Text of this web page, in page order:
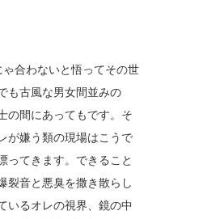
合わないと悟ってその世
も古風な男女間並みの
の間にあってもです。そ
が嫌う類の現場はこうで
ってきます。できること
裂音と悪臭を撒き散らし
いるオレの視界、鏡の中